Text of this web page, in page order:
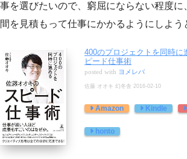
事を選びたいので、窮屈にならない程度に
間を見積もって仕事にかかるようにしよう
400のプロジェクトを同時に
ピード仕事術
posted with ヨメレバ
佐藤 オオキ 幻冬舎 2016-02-10
Amazon Kindle
honto